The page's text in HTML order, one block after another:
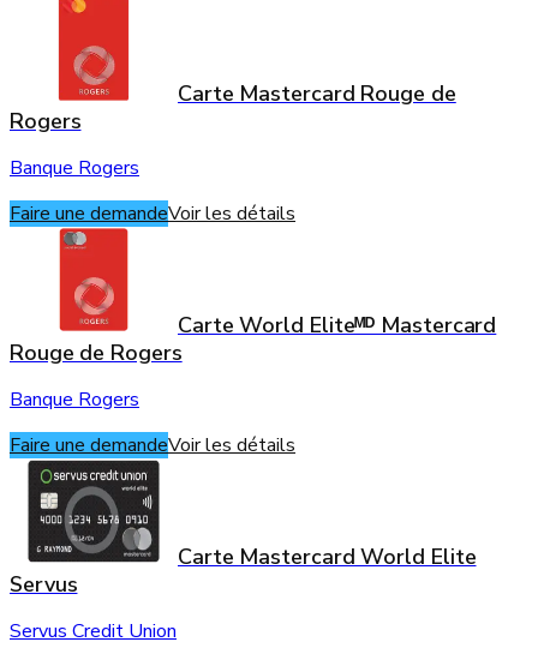
Carte Mastercard Rouge de
Rogers
Banque Rogers
Faire une demandeVoir les détails
Carte World Eliteᴹᴰ Mastercard
Rouge de Rogers
Banque Rogers
Faire une demandeVoir les détails
Carte Mastercard World Elite
Servus
Servus Credit Union